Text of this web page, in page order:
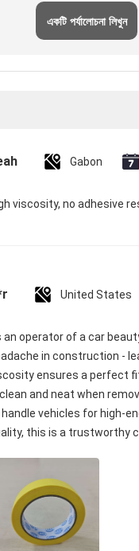
একটি পর্যালোচনা লিখুন
Gabon
viscosity, no adhesive
United States
an operator of a car
in construction -
ensures a perfect
and neat when
vehicles for high-
this is a trustworthy